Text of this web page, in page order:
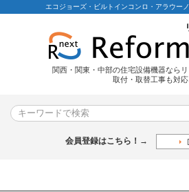
エコジョーズ・ビルトインコンロ・アラウー
関西・関東・中部の住宅設備機器ならリ
取付・取替工事も対応
会員登録はこちら！→